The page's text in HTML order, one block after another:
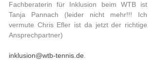
Fachberaterin für Inklusion beim WTB ist
Tanja Pannach (leider nicht mehr!!! Ich
vermute Chris Efler ist da jetzt der richtige
Ansprechpartner)
inklusion@wtb-tennis.de.